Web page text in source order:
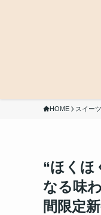
HOME スイー
“ほくほ
なる味
間限定